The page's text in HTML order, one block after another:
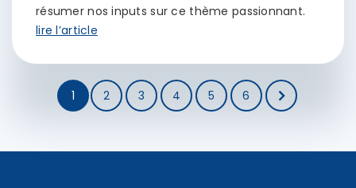
résumer nos inputs sur ce thème passionnant.
lire l’article
1 2 3 4 5 6